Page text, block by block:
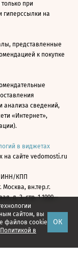
сайтом, вы
файлов cookie
Политикой в
ОК
при
гиперссылки на
представленные
к покупке
анализа сведений,
«Интернет»,
в виджетах
на сайте vedomosti.ru
ИНН/КПП
Москва, вн.тер.г.
д. 3, стр. 1 1999—